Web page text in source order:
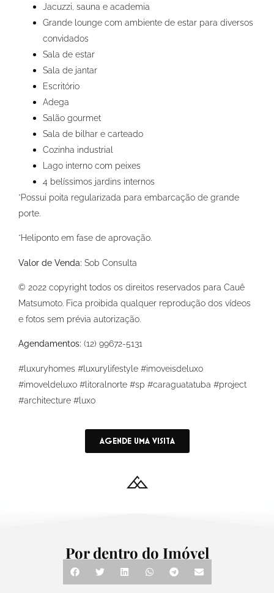
Jacuzzi, sauna e academia
Grande lounge com ambiente de estar para diversos
convidados
Sala de estar
Sala de jantar
Escritório
Adega
Salão gourmet
Sala de bilhar e carteado
Cozinha industrial
Lago interno com peixes
4 belíssimos jardins internos
*Possui poita regularizada para embarcação de grande
porte.
*Heliponto em fase de aprovação.
Valor de Venda: Sob Consulta
© 2022 copyright todos os direitos reservados para Cauê
Matsumoto. Fica proibida qualquer reprodução dos vídeos
e fotos sem prévia autorização.
Agendamentos: (12) 99672-5131
#luxuryhomes #luxurylifestyle #imoveisdeluxo
#imoveldeluxo #litoralnorte #sp #caraguatatuba #project
#architecture #luxo
AGENDE UMA VISITA
Por dentro do Imóvel